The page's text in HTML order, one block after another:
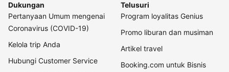
Dukungan
Pertanyaan Umum mengenai
Coronavirus (COVID-19)
Kelola trip Anda
Hubungi Customer Service
Telusuri
Program loyalitas Genius
Promo liburan dan musiman
Artikel travel
Booking.com untuk Bisnis